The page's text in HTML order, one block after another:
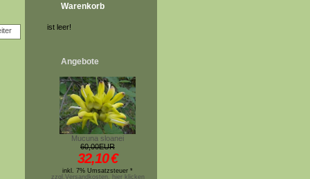
Warenkorb
ist leer!
Angebote
Mucuna sloanei
60,00EUR
32,10€
inkl. 7% Umsatzsteuer *
zzgl.Versandkosten, hier klicken